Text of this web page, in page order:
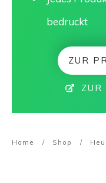
bedruckt
ZUR
ZUR
Home / Shop /